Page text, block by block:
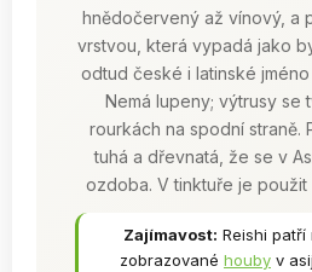
hnědočervený až vínový, a
vrstvou, která vypadá jako
odtud české i latinské
Nemá lupeny; výtrusy se
rourkách na spodní straně.
tuhá a dřevnatá, že se v
ozdoba. V tinktuře je použit
Zajímavost: Reishi patří
zobrazované houby v